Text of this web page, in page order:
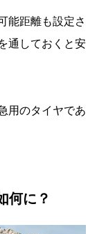
能距離も設定さ
通しておくと安
用のタイヤであ
何に？